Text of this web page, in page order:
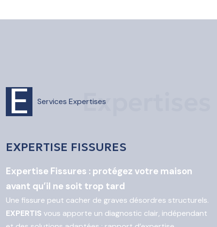
E Services Expertises
Expertises
EXPERTISE FISSURES
Expertise Fissures : protégez votre maison
avant qu’il ne soit trop tard
Une fissure peut cacher de graves désordres structurels.
EXPERTIS vous apporte un diagnostic clair, indépendant